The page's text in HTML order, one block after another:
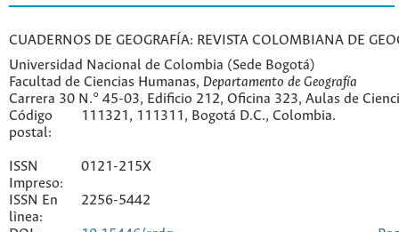
CUADERNOS DE GEOGRAFÍA: REVISTA COLOMBIANA DE
Universidad Nacional de Colombia (Sede Bogotá)
Facultad de Ciencias Humanas, Departamento de Geografía
Carrera 30 N.° 45-03, Edificio 212, Oficina 323, Aulas de
Código
postal:
111321, 111311, Bogotá D.C., Colombia.
ISSN
Impreso:
0121-215X
ISSN En
lìnea:
2256-5442